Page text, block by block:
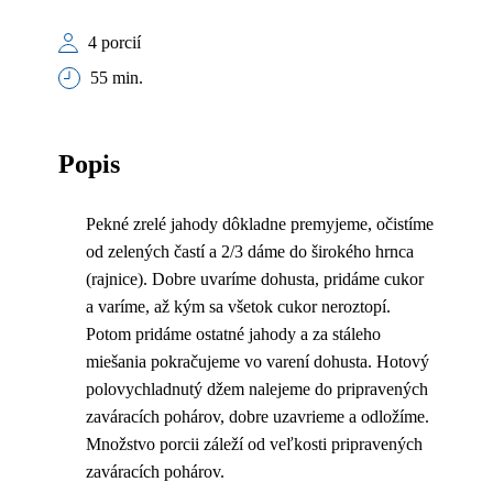
4 porcií
55 min.
Popis
Pekné zrelé jahody dôkladne premyjeme, očistíme
od zelených častí a 2/3 dáme do širokého hrnca
(rajnice). Dobre uvaríme dohusta, pridáme cukor
a varíme, až kým sa všetok cukor neroztopí.
Potom pridáme ostatné jahody a za stáleho
miešania pokračujeme vo varení dohusta. Hotový
polovychladnutý džem nalejeme do pripravených
zaváracích pohárov, dobre uzavrieme a odložíme.
Množstvo porcii záleží od veľkosti pripravených
zaváracích pohárov.